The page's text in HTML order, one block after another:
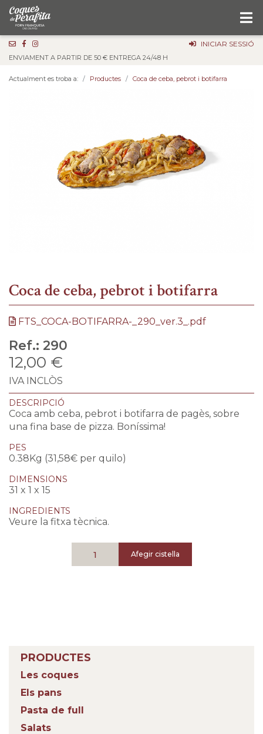
INICIAR SESSIÓ
ENVIAMENT A PARTIR DE 50 € ENTREGA 24/48 H
Actualment es troba a: Productes Coca de ceba, pebrot i botifarra
PRODUCTES
Les coques
Els pans
Pasta de full
Salats
Coca de ceba, pebrot i botifarra
FTS_COCA-BOTIFARRA-_290_ver.3_.pdf
Ref.: 290
12,00 €
IVA INCLÒS
DESCRIPCIÓ
Coca amb ceba, pebrot i botifarra de pagès, sobre
una fina base de pizza. Boníssima!
PES
0.38Kg (31,58€ per quilo)
DIMENSIONS
31 x 1 x 15
INGREDIENTS
Veure la fitxa tècnica.
Afegir cistella